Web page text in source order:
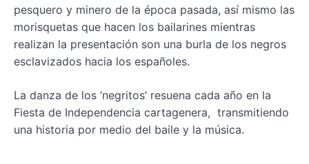
pesquero y minero de la época pasada, así mismo las
morisquetas que hacen los bailarines mientras
realizan la presentación son una burla de los negros
esclavizados hacia los españoles.
La danza de los ‘negritos’ resuena cada año en la
Fiesta de Independencia cartagenera, transmitiendo
una historia por medio del baile y la música.